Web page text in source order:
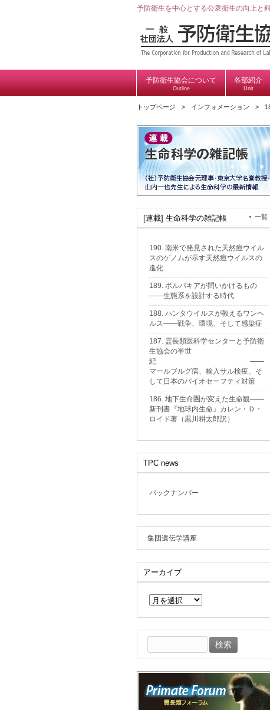
予防衛生を中心とする公衆衛生の向上と
予防衛生協会について
Outline
各部紹介
Unit
トップページ インフォメーション
[連載] 生命科学の雑記帳 一覧
190. 南米で発見された天然痘ウイル
スのゲノムが示す天然痘ウイルスの
進化
189. ボルバキアが問いかけるもの
——生態系を設計する時代
188. ハンタウイルスが教えるワンヘ
ルス——戦争、環境、そして感染症
187. 霊長類医科学センターと予防衛
生協会の半世
紀 ——
マールブルグ病、輸入サル検疫、そ
して日本のバイオセーフティ対策
186. 地下生命圏が変えた生命観——
新刊書『地球内生命』カレン・Ｄ・
ロイド著（黒川耕太郎訳）
TPC news
バックナンバー
集団遺伝学講座
アーカイブ
イ
ブ
索: